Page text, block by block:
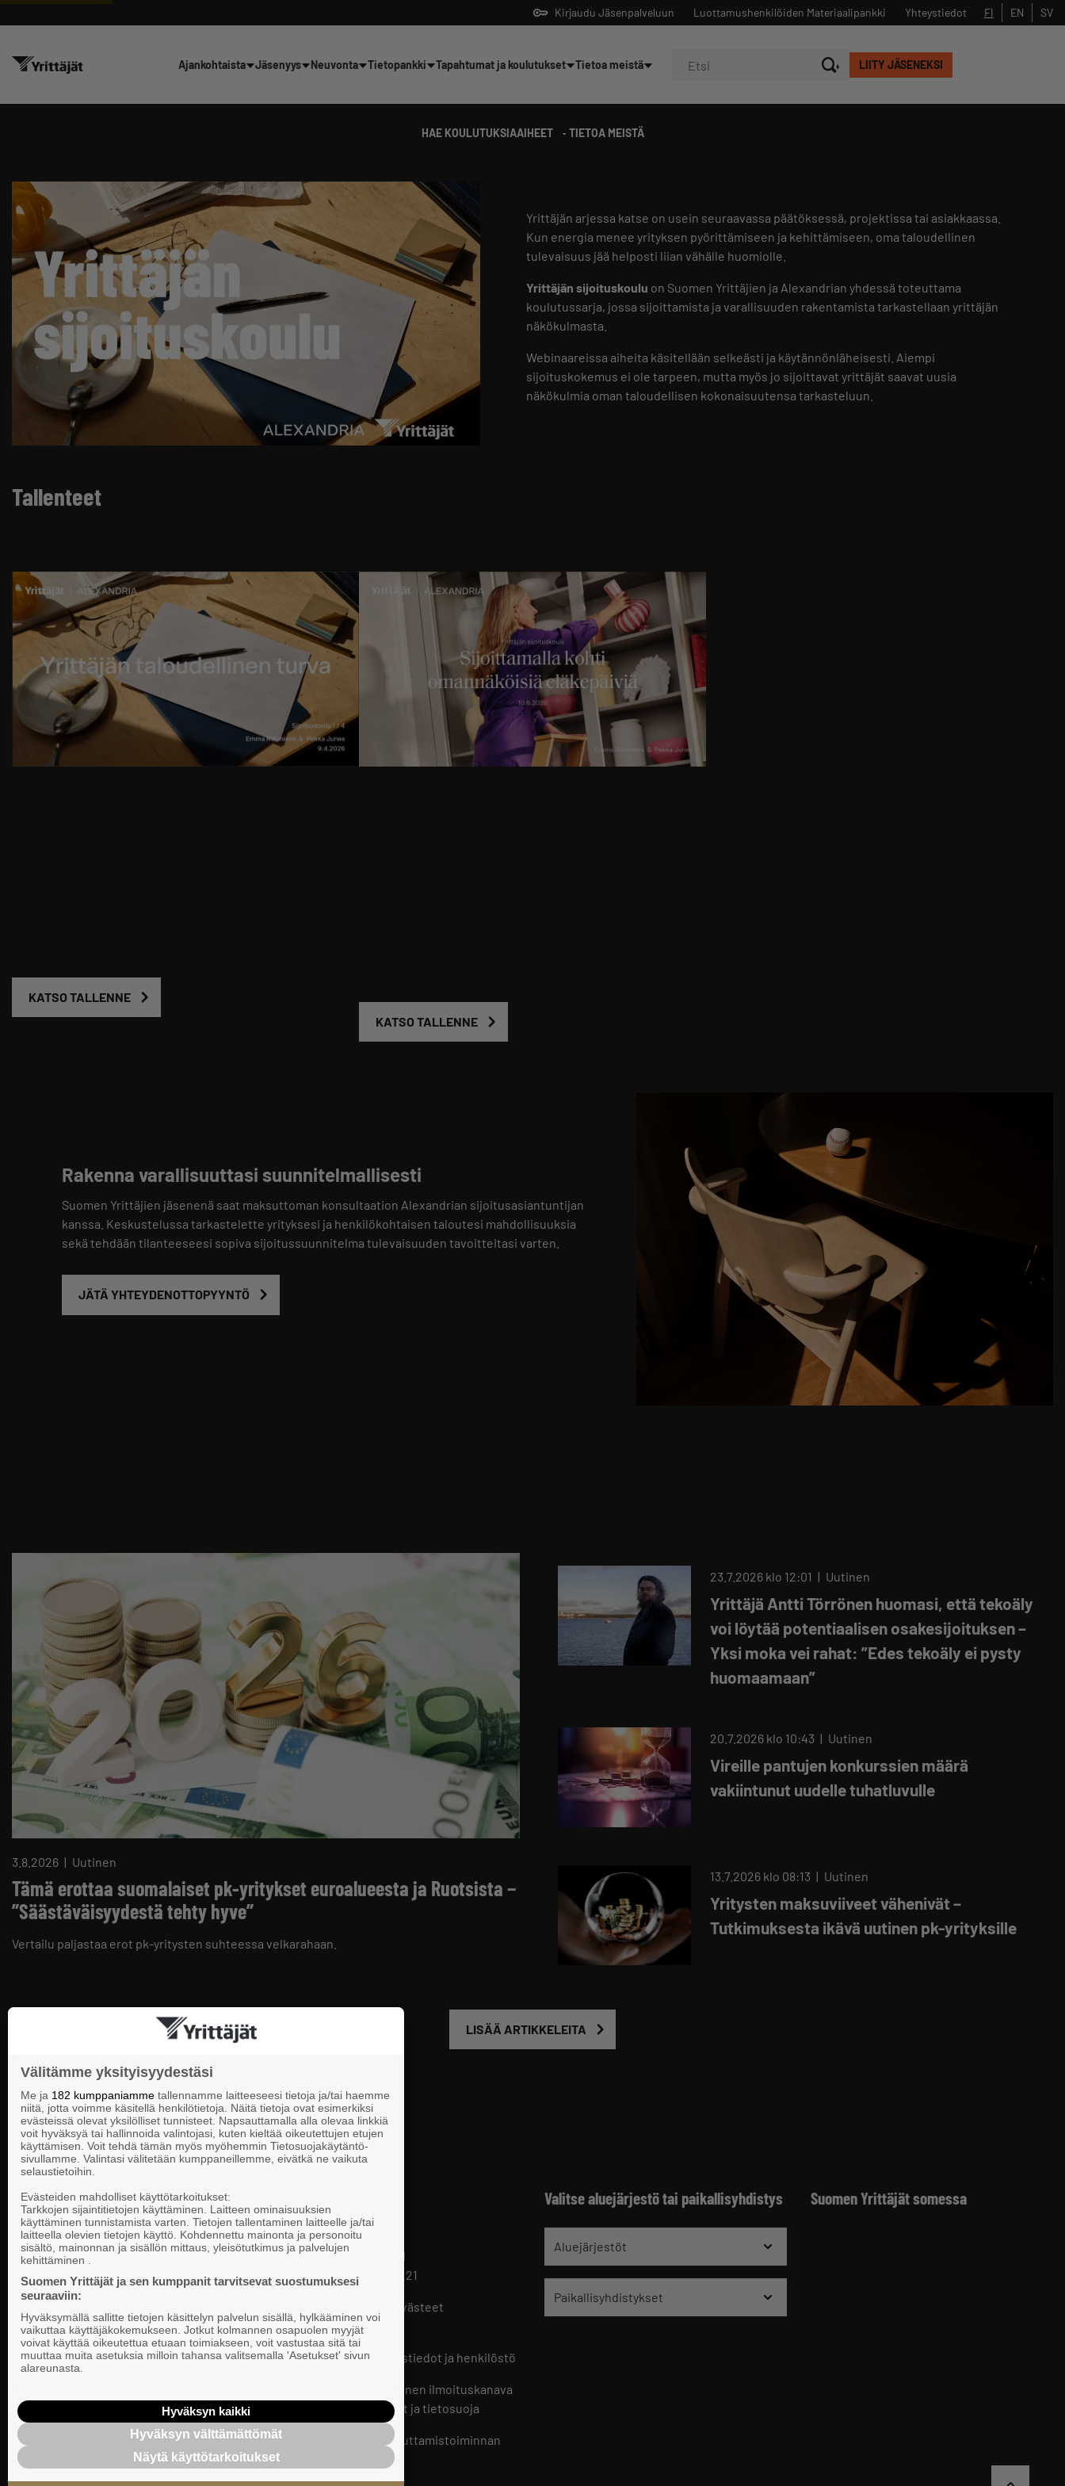
Kirjaudu Jäsenpalveluun Yhteystiedot
Luottamushenkilöiden Materiaalipankki FI EN SV
LIITY JÄSENEKSI
Ajankohtaista Jäsenyys Neuvonta Tietopankki Tapahtumat ja koulutukset Tietoa meistä
HAE KOULUTUKSIAAIHEET TIETOA MEISTÄ
Yrittäjän arjessa katse on usein seuraavassa päätöksessä, projektissa tai asiakkaassa.
Kun energia menee yrityksen pyörittämiseen ja kehittämiseen, oma taloudellinen
tulevaisuus jää helposti liian vähälle huomiolle.
Yrittäjän sijoituskoulu on Suomen Yrittäjien ja Alexandrian yhdessä toteuttama
koulutussarja, jossa sijoittamista ja varallisuuden rakentamista tarkastellaan yrittäjän
näkökulmasta.
Webinaareissa aiheita käsitellään selkeästi ja käytännönläheisesti. Aiempi
sijoituskokemus ei ole tarpeen, mutta myös jo sijoittavat yrittäjät saavat uusia
näkökulmia oman taloudellisen kokonaisuutensa tarkasteluun.
Tallenteet
KATSO TALLENNE
KATSO TALLENNE
Rakenna varallisuuttasi suunnitelmallisesti
Suomen Yrittäjien jäsenenä saat maksuttoman konsultaation Alexandrian sijoitusasiantuntijan
kanssa. Keskustelussa tarkastelette yrityksesi ja henkilökohtaisen taloutesi mahdollisuuksia
sekä tehdään tilanteeseesi sopiva sijoitussuunnitelma tulevaisuuden tavoitteitasi varten.
JÄTÄ YHTEYDENOTTOPYYNTÖ
3.8.2026 Uutinen
Tämä erottaa suomalaiset pk-yritykset euroalueesta ja Ruotsista −
”Säästäväisyydestä tehty hyve”
Vertailu paljastaa erot pk-yritysten suhteessa velkarahaan.
23.7.2026 klo 12:01 Uutinen
Yrittäjä Antti Törrönen huomasi, että tekoäly
voi löytää potentiaalisen osakesijoituksen –
Yksi moka vei rahat: ”Edes tekoäly ei pysty
huomaamaan”
20.7.2026 klo 10:43 Uutinen
Vireille pantujen konkurssien määrä
vakiintunut uudelle tuhatluvulle
13.7.2026 klo 08:13 Uutinen
Yritysten maksuviiveet vähenivät –
Tutkimuksesta ikävä uutinen pk-yrityksille
LISÄÄ ARTIKKELEITA
Valtakunnallista, alueellista ja paikallista
vaikuttamista pk-yrittäjien puolesta.
Suomen Yrittäjät
PL 999, 00101 HELSINKI
Puhelinvaihde 09 229 221
Tietosuojaseloste ja evästeet
Evästeasetukset
Keskusjärjestön yhteystiedot ja henkilöstö
Suomen Yrittäjien sisäinen ilmoituskanava
Ilmoituskanavan ohjeet ja tietosuoja
Suomen Yrittäjien vaikuttamistoiminnan
tietosuojaseloste
Valitse aluejärjestö tai paikallisyhdistys
Aluejärjestöt
Paikallisyhdistykset
Suomen Yrittäjät somessa
Sulje
Hae sivustolta tai kysy suoraan Yrittäjien tekoälyltä
Suodata hakutuloksia: näytä kaikki sisältö
Välitämme yksityisyydestäsi
Me ja 182 kumppaniamme tallennamme laitteeseesi tietoja ja/tai haemme
niitä, jotta voimme käsitellä henkilötietoja. Näitä tietoja ovat esimerkiksi
evästeissä olevat yksilölliset tunnisteet. Napsauttamalla alla olevaa linkkiä
voit hyväksyä tai hallinnoida valintojasi, kuten kieltää oikeutettujen etujen
käyttämisen. Voit tehdä tämän myös myöhemmin Tietosuojakäytäntö-
sivullamme. Valintasi välitetään kumppaneillemme, eivätkä ne vaikuta
selaustietoihin.
Evästeiden mahdolliset käyttötarkoitukset:
Tarkkojen sijaintitietojen käyttäminen. Laitteen ominaisuuksien
käyttäminen tunnistamista varten. Tietojen tallentaminen laitteelle ja/tai
laitteella olevien tietojen käyttö. Kohdennettu mainonta ja personoitu
sisältö, mainonnan ja sisällön mittaus, yleisötutkimus ja palvelujen
kehittäminen .
Suomen Yrittäjät ja sen kumppanit tarvitsevat suostumuksesi
seuraaviin:
Hyväksymällä sallitte tietojen käsittelyn palvelun sisällä, hylkääminen voi
vaikuttaa käyttäjäkokemukseen. Jotkut kolmannen osapuolen myyjät
voivat käyttää oikeutettua etuaan toimiakseen, voit vastustaa sitä tai
muuttaa muita asetuksia milloin tahansa valitsemalla 'Asetukset' sivun
alareunasta.
Hyväksyn kaikki
Hyväksyn välttämättömät
Näytä käyttötarkoitukset